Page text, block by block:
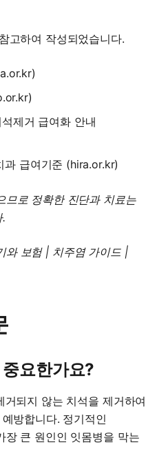
고하여 작성되었습니다.
제거 급여화 안내
과 급여기준 (hira.or.kr)
므로 정확한 진단과 치료는
와 보험| 치주염 가이드|
요한가요?
되지 않는 치석을 제거하여
방합니다. 정기적인
장 큰 원인인 잇몸병을 막는